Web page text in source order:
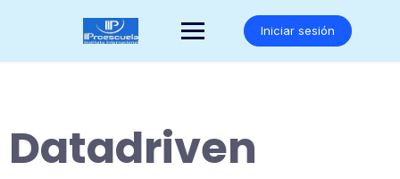
Iniciar sesión
Datadriven